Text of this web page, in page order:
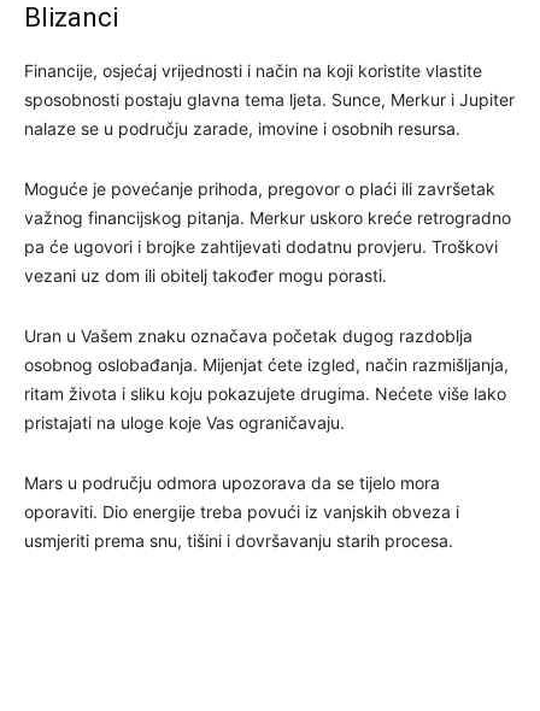
Blizanci
Financije, osjećaj vrijednosti i način na koji koristite vlastite
sposobnosti postaju glavna tema ljeta. Sunce, Merkur i Jupiter
nalaze se u području zarade, imovine i osobnih resursa.
Moguće je povećanje prihoda, pregovor o plaći ili završetak
važnog financijskog pitanja. Merkur uskoro kreće retrogradno
pa će ugovori i brojke zahtijevati dodatnu provjeru. Troškovi
vezani uz dom ili obitelj također mogu porasti.
Uran u Vašem znaku označava početak dugog razdoblja
osobnog oslobađanja. Mijenjat ćete izgled, način razmišljanja,
ritam života i sliku koju pokazujete drugima. Nećete više lako
pristajati na uloge koje Vas ograničavaju.
Mars u području odmora upozorava da se tijelo mora
oporaviti. Dio energije treba povući iz vanjskih obveza i
usmjeriti prema snu, tišini i dovršavanju starih procesa.